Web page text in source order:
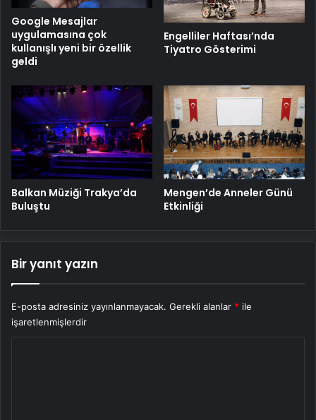
Google Mesajlar
uygulamasına çok
kullanışlı yeni bir özellik
geldi
Engelliler Haftası’nda
Tiyatro Gösterimi
Balkan Müziği Trakya’da
Buluştu
Mengen’de Anneler Günü
Etkinliği
Bir yanıt yazın
E-posta adresiniz yayınlanmayacak. Gerekli alanlar * ile
işaretlenmişlerdir